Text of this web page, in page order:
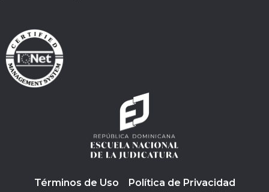
Términos de Uso
Política de Privacidad